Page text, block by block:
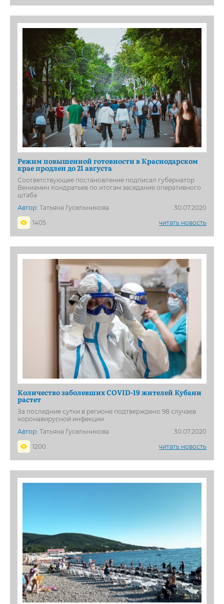
Режим повышенной готовности в Краснодарском
крае продлен до 21 августа
Соответствующее постановление подписал губернатор
Вениамин Кондратьев по итогам заседания оперативного
штаба
Автор: Татьяна Гусельникова
30.07.2020
1405
читать новость
Количество заболевших COVID-19 жителей Кубани
растет
За последние сутки в регионе подтверждено 98 случаев
коронавирусной инфекции
Автор: Татьяна Гусельникова
30.07.2020
1200
читать новость